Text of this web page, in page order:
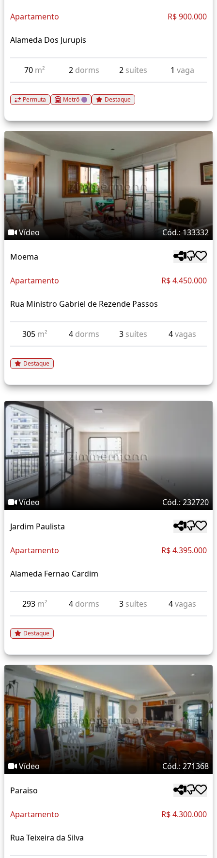
Apartamento R$ 900.000
Alameda Dos Jurupis
70 m² 2 dorms 2 suítes 1 vaga
Permuta Metrô Destaque
Vídeo Cód.: 133332
Moema
Apartamento R$ 4.450.000
Rua Ministro Gabriel de Rezende Passos
305 m² 4 dorms 3 suítes 4vagas
Destaque
Vídeo Cód.: 232720
Jardim Paulista
Apartamento R$ 4.395.000
Alameda Fernao Cardim
293 m² 4 dorms 3 suítes 4vagas
Destaque
Vídeo Cód.: 271368
Paraiso
Apartamento R$ 4.300.000
Rua Teixeira da Silva